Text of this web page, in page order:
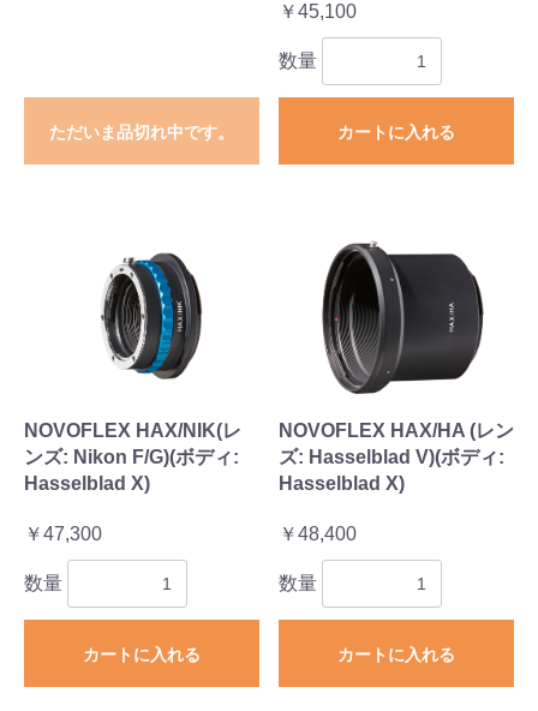
ただいま品切れ中です。
￥45,100
数量
カートに入れる
NOVOFLEX HAX/NIK(レ
ンズ: Nikon F/G)(ボディ:
Hasselblad X)
￥47,300
数量
カートに入れる
NOVOFLEX HAX/HA (レン
ズ: Hasselblad V)(ボディ:
Hasselblad X)
￥48,400
数量
カートに入れる